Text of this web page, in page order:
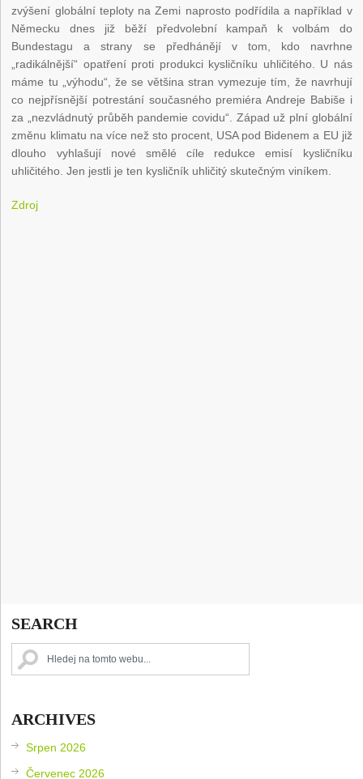
zvýšení globální teploty na Zemi naprosto podřídila a například v
Německu dnes již běží předvolební kampaň k volbám do
Bundestagu a strany se předhánějí v tom, kdo navrhne
„radikálnější“ opatření proti produkci kysličníku uhličitého. U nás
máme tu „výhodu“, že se většina stran vymezuje tím, že navrhují
co nejpřísnější potrestání současného premiéra Andreje Babiše i
za „nezvládnutý průběh pandemie covidu“. Západ už plní globální
změnu klimatu na více než sto procent, USA pod Bidenem a EU již
dlouho vyhlašují nové smělé cíle redukce emisí kysličníku
uhličitého. Jen jestli je ten kysličník uhličitý skutečným viníkem.
Zdroj
SEARCH
ARCHIVES
Srpen 2026
Červenec 2026